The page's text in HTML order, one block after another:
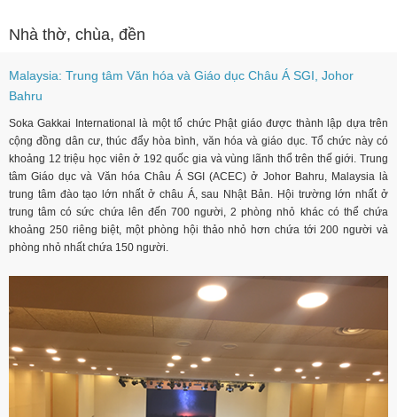
Nhà thờ, chùa, đền
Malaysia: Trung tâm Văn hóa và Giáo dục Châu Á SGI, Johor
Bahru
Soka Gakkai International là một tổ chức Phật giáo được thành lập dựa trên
cộng đồng dân cư, thúc đẩy hòa bình, văn hóa và giáo dục. Tổ chức này có
khoảng 12 triệu học viên ở 192 quốc gia và vùng lãnh thổ trên thế giới. Trung
tâm Giáo dục và Văn hóa Châu Á SGI (ACEC) ở Johor Bahru, Malaysia là
trung tâm đào tạo lớn nhất ở châu Á, sau Nhật Bản. Hội trường lớn nhất ở
trung tâm có sức chứa lên đến 700 người, 2 phòng nhỏ khác có thể chứa
khoảng 250 riêng biệt, một phòng hội thảo nhỏ hơn chứa tới 200 người và
phòng nhỏ nhất chứa 150 người.